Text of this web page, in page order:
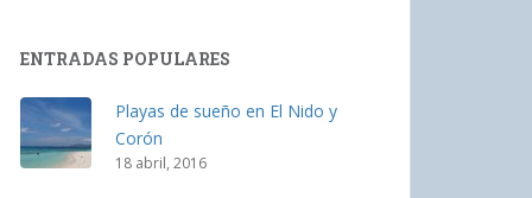
ENTRADAS POPULARES
Playas de sueño en El Nido y
Corón
18 abril, 2016